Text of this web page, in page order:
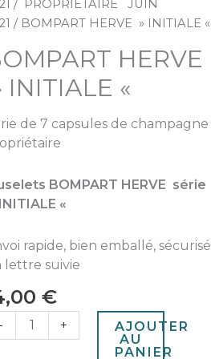
/
PROPRIETAIRE JUIN
/ BOMPART HERVE » INITIALE «
HERVE
INITIALE «
de 7 capsules de champagne
BOMPART HERVE série
«
rapide, bien emballé, sécurisé
lettre suivie
€
- +
AJOUTER
AU
PANIER